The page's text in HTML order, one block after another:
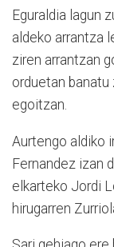
Eguraldia lagun
aldeko arrantza
ziren arrantzan
orduetan
egoitzan.
Aurtengo aldiko
Fernandez izan
elkarteko Jordi
hirugarren